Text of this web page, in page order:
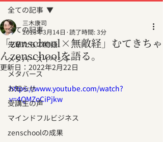
全ての記事
先輩たちの物語
メタバースイベント
メタバース
お知らせ
受講生の声
マインドフルビジネス
zenschoolの成果
全ての記事
「zenschool×無敵経」むてきちゃ
んzenschoolを語る。
三木康司
2018年3月14日 読了時間: 3分
更新日： 2022年2月22日
https://www.youtube.com/watch?
v=4QMZoCiPjkw